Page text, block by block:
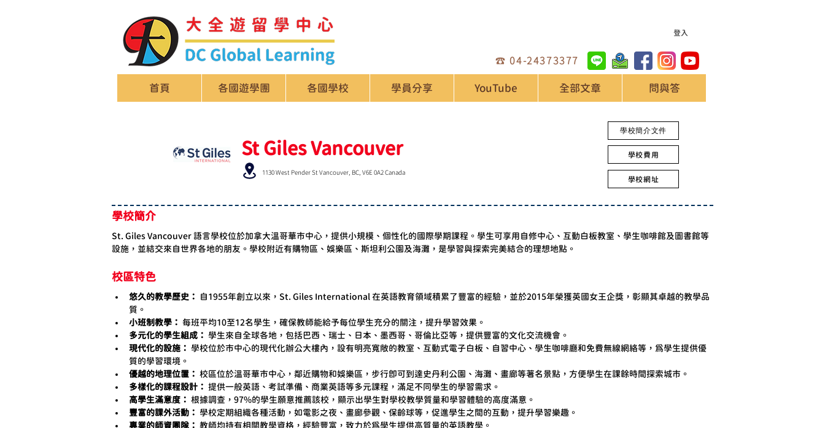
登入
☎️04-24373377
首頁 各國遊學團 各國學校 學員分享 YouTube 全部文章 問與答
St Giles Vancouver
1130 West Pender St Vancouver, BC, V6E 0A2 Canada
學校簡介文件
學校費用
學校網址
學校簡介
St. Giles Vancouver 語言學校位於加拿大溫哥華市中心，提供小規模、個性化的國際學期課程。學生可享用自修中心、互動白板教室、學生咖啡館及圖書館等
設施，並結交來自世界各地的朋友。學校附近有購物區、娛樂區、斯坦利公園及海灘，是學習與探索完美結合的理想地點。
校區特色
悠久的教學歷史：
自1955年創立以來，St. Giles International 在英語教育領域積累了豐富的經驗，並於2015年榮獲英國女王企獎，彰顯其卓越的教學品
質。
小班制教學： 每班平均10至12名學生，確保教師能給予每位學生充分的關注，提升學習效果。
多元化的學生組成：
學生來自全球各地，包括巴西、瑞士、日本、墨西哥、哥倫比亞等，提供豐富的文化交流機會。
現代化的設施：
學校位於市中心的現代化辦公大樓內，設有明亮寬敞的教室、互動式電子白板、自習中心、學生咖啡廳和免費無線網絡等，為學生提供優
質的學習環境。
優越的地理位置： 校區位於溫哥華市中心，鄰近購物和娛樂區，步行即可到達史丹利公園、海灘、畫廊等著名景點，方便學生在課餘時間探索城市。
多樣化的課程設計： 提供一般英語、考試準備、商業英語等多元課程，滿足不同學生的學習需求。
高學生滿意度： 根據調查，97%的學生願意推薦該校，顯示出學生對學校教學質量和學習體驗的高度滿意。
豐富的課外活動：
學校定期組織各種活動，如電影之夜、畫廊參觀、保齡球等，促進學生之間的互動，提升學習樂趣。
專業的師資團隊： 教師均持有相關教學資格，經驗豐富，致力於為學生提供高質量的英語教學。